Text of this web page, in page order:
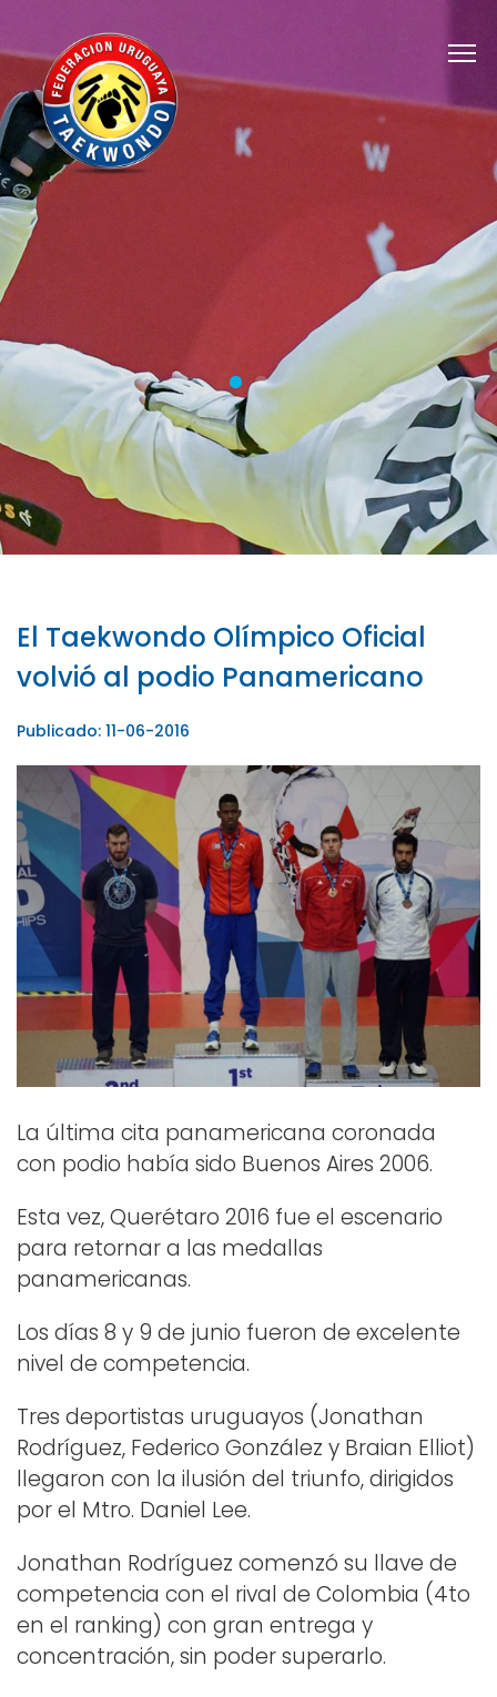
El Taekwondo Olímpico Oficial
volvió al podio Panamericano
Publicado: 11-06-2016
La última cita panamericana coronada
con podio había sido Buenos Aires 2006.
Esta vez, Querétaro 2016 fue el escenario
para retornar a las medallas
panamericanas.
Los días 8 y 9 de junio fueron de excelente
nivel de competencia.
Tres deportistas uruguayos (Jonathan
Rodríguez, Federico González y Braian Elliot)
llegaron con la ilusión del triunfo, dirigidos
por el Mtro. Daniel Lee.
Jonathan Rodríguez comenzó su llave de
competencia con el rival de Colombia (4to
en el ranking) con gran entrega y
concentración, sin poder superarlo.